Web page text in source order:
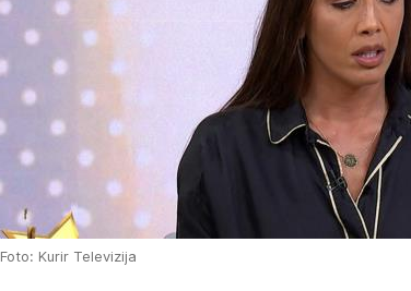
Foto: Kurir Televizija